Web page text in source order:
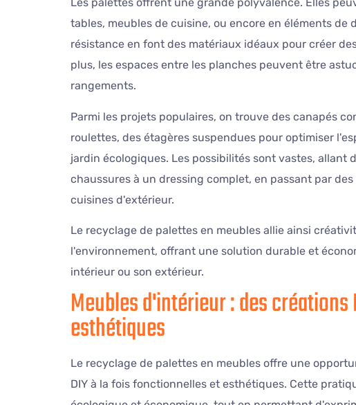
tables, meubles de cuisine, ou encore en éléments de
résistance en font des matériaux idéaux pour créer
plus, les espaces entre les planches peuvent être
rangements.
Parmi les projets populaires, on trouve des canapés
roulettes, des étagères suspendues pour optimiser
jardin écologiques. Les possibilités sont vastes, allant
chaussures à un dressing complet, en passant par
cuisines d'extérieur.
Le recyclage de palettes en meubles allie ainsi
l'environnement, offrant une solution durable et
intérieur ou son extérieur.
Meubles d'intérieur : des
esthétiques
Le recyclage de palettes en meubles offre une
DIY à la fois fonctionnelles et esthétiques. Cette